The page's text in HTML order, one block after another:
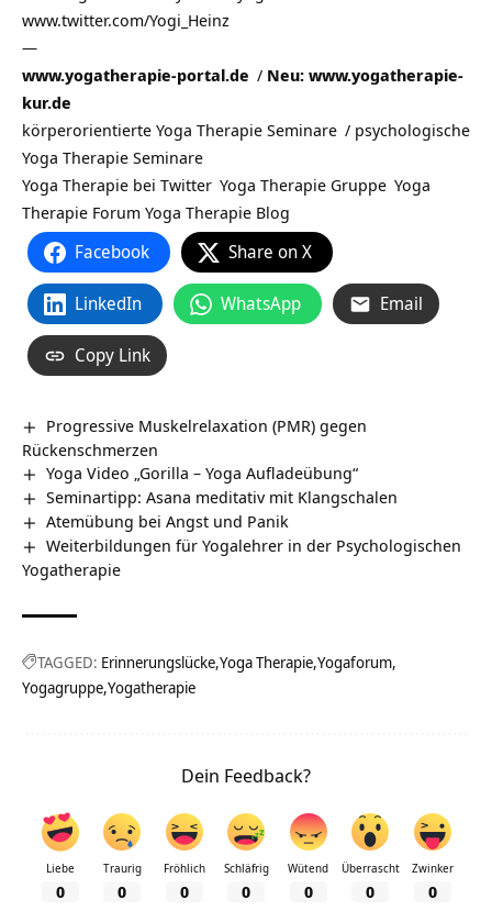
www.twitter.com/Yogi_Heinz
—
www.yogatherapie-portal.de / Neu: www.yogatherapie-
kur.de
körperorientierte Yoga Therapie Seminare / psychologische
Yoga Therapie Seminare
Yoga Therapie bei Twitter Yoga Therapie Gruppe Yoga
Therapie Forum Yoga Therapie Blog
Facebook Share on X
LinkedIn WhatsApp Email
Copy Link
Progressive Muskelrelaxation (PMR) gegen
Rückenschmerzen
Yoga Video „Gorilla – Yoga Aufladeübung“
Seminartipp: Asana meditativ mit Klangschalen
Atemübung bei Angst und Panik
Weiterbildungen für Yogalehrer in der Psychologischen
Yogatherapie
TAGGED: Erinnerungslücke Yoga Therapie Yogaforum
Yogagruppe Yogatherapie
Dein Feedback?
Liebe
0
Traurig
0
Fröhlich
0
Schläfrig
0
Wütend
0
Überrascht
0
Zwinker
0